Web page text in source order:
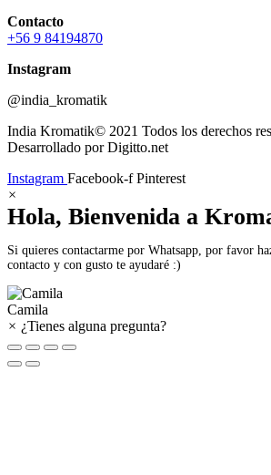
Contacto
+56 9 84194870
Instagram
@india_kromatik
India Kromatik© 2021 Todos los derechos
Desarrollado por Digitto.net
Instagram Facebook-f Pinterest
×
Hola, Bienvenida a
Si quieres contactarme por Whatsapp, por favor
contacto y con gusto te ayudaré :)
Camila
× ¿Tienes alguna pregunta?